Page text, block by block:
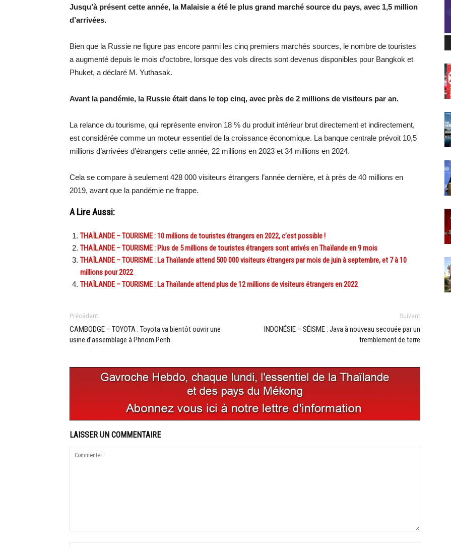
Jusqu’à présent cette année, la Malaisie a été le plus grand marché source du pays, avec 1,5 million
d’arrivées.
Bien que la Russie ne figure pas encore parmi les cinq premiers marchés sources, le nombre de touristes
a augmenté depuis le mois d’octobre, lorsque des vols directs sont devenus disponibles pour Bangkok et
Phuket, a déclaré M. Yuthasak.
Avant la pandémie, la Russie était dans le top cinq, avec près de 2 millions de visiteurs par an.
La relance du tourisme, qui représente environ 18 % du produit intérieur brut directement et indirectement,
est considérée comme un moteur essentiel de la croissance économique. La banque centrale prévoit 10,5
millions d’arrivées d’étrangers cette année, 22 millions en 2023 et 34 millions en 2024.
Cela se compare à seulement 428 000 visiteurs étrangers l’année dernière, et à près de 40 millions en
2019, avant que la pandémie ne frappe.
A Lire Aussi:
THAÏLANDE – TOURISME : 10 millions de touristes étrangers en 2022, c’est possible !
THAÏLANDE – TOURISME : Plus de 5 millions de touristes étrangers sont arrivés en Thaïlande en 9 mois
THAÏLANDE – TOURISME : La Thaïlande attend 500 000 visiteurs étrangers par mois de juin à septembre, et 7 à 10
millions pour 2022
THAÏLANDE – TOURISME : La Thaïlande attend plus de 12 millions de visiteurs étrangers en 2022
Précédent
CAMBODGE – TOYOTA : Toyota va bientôt ouvrir une
usine d’assemblage à Phnom Penh
Suivant
INDONÉSIE – SÉISME : Java à nouveau secouée par un
tremblement de terre
LAISSER UN COMMENTAIRE